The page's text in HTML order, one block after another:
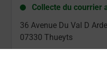
Collecte du courrier
36 Avenue Du Val D
07330 Thueyts